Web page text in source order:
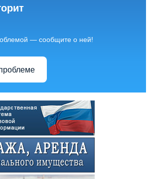
— сообщите о ней!